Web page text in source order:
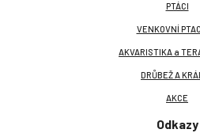
PTÁCI
VENKOVNÍ
AKVARISTIKA a
DRŮBEŽ A
AKCE
Odkazy